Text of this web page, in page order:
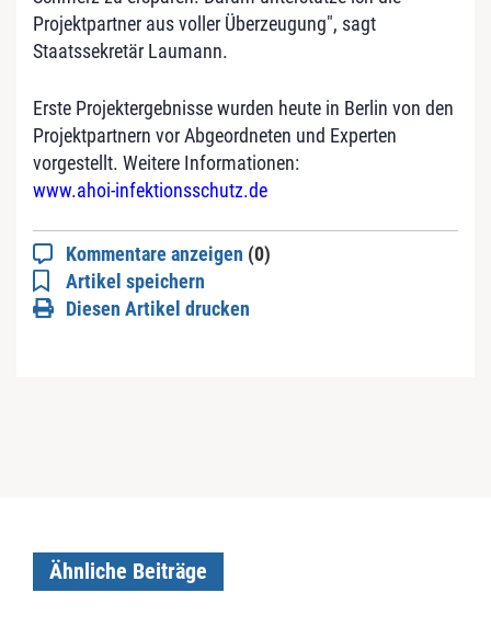
Projektpartner aus voller Überzeugung", sagt
Staatssekretär Laumann.
Erste Projektergebnisse wurden heute in Berlin von den
Projektpartnern vor Abgeordneten und Experten
vorgestellt. Weitere Informationen:
www.ahoi-infektionsschutz.de
Kommentare anzeigen (0)
Artikel speichern
Diesen Artikel drucken
Ähnliche Beiträge